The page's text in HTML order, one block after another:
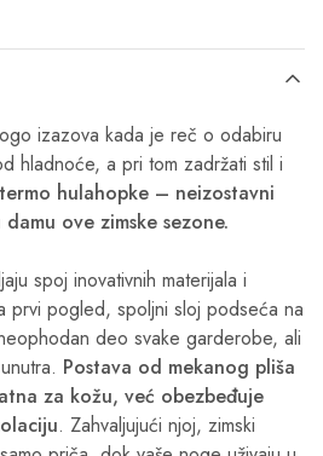
izazova kada je reč o odabiru
hladnoće, a pri tom zadržati stil i
termo hulahopke – neizostavni
ove zimske sezone.
spoj inovativnih materijala i
prvi pogled, spoljni sloj podseća na
deo svake garderobe, ali
Postava od mekanog pliša
za kožu, već obezbeđuje
. Zahvaljujući njoj, zimski